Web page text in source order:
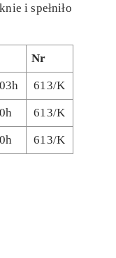
i spełniło
Nr
613/K
613/K
613/K